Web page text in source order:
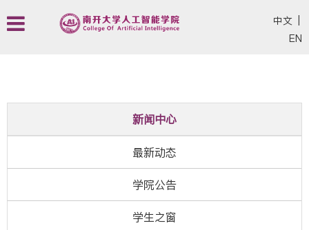
中文
EN
新闻中心
最新动态
学院公告
学生之窗